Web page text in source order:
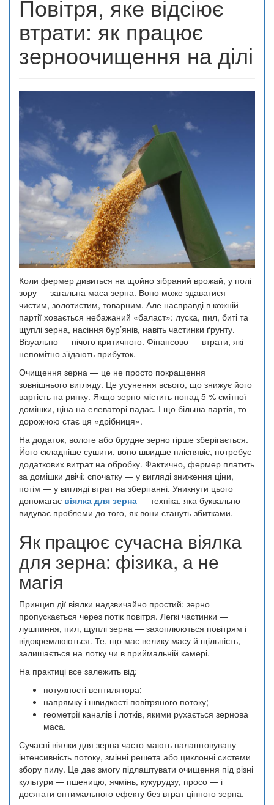
Повітря, яке відсіює
втрати: як працює
зерноочищення на ділі
Коли фермер дивиться на щойно зібраний врожай, у полі
зору — загальна маса зерна. Воно може здаватися
чистим, золотистим, товарним. Але насправді в кожній
партії ховається небажаний «баласт»: луска, пил, биті та
щуплі зерна, насіння бур’янів, навіть частинки ґрунту.
Візуально — нічого критичного. Фінансово — втрати, які
непомітно з’їдають прибуток.
Очищення зерна — це не просто покращення
зовнішнього вигляду. Це усунення всього, що знижує його
вартість на ринку. Якщо зерно містить понад 5 % смітної
домішки, ціна на елеваторі падає. І що більша партія, то
дорожчою стає ця «дрібниця».
На додаток, вологе або брудне зерно гірше зберігається.
Його складніше сушити, воно швидше пліснявіє, потребує
додаткових витрат на обробку. Фактично, фермер платить
за домішки двічі: спочатку — у вигляді зниження ціни,
потім — у вигляді втрат на зберіганні. Уникнути цього
допомагає віялка для зерна — техніка, яка буквально
видуває проблеми до того, як вони стануть збитками.
Як працює сучасна віялка
для зерна: фізика, а не
магія
Принцип дії віялки надзвичайно простий: зерно
пропускається через потік повітря. Легкі частинки —
лушпиння, пил, щуплі зерна — захоплюються повітрям і
відокремлюються. Те, що має велику масу й щільність,
залишається на лотку чи в приймальній камері.
На практиці все залежить від:
потужності вентилятора;
напрямку і швидкості повітряного потоку;
геометрії каналів і лотків, якими рухається зернова
маса.
Сучасні віялки для зерна часто мають налаштовувану
інтенсивність потоку, змінні решета або циклонні системи
збору пилу. Це дає змогу підлаштувати очищення під різні
культури — пшеницю, ячмінь, кукурудзу, просо — і
досягати оптимального ефекту без втрат цінного зерна.